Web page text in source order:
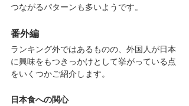
つながるパターンも多いようです。
番外編
ランキング外ではあるものの、外国人が日本
に興味をもつきっかけとして挙がっている点
をいくつかご紹介します。
日本食への関心